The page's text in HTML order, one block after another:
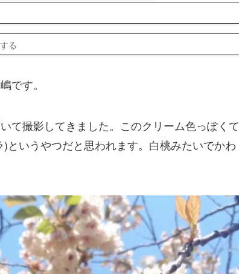
る
です。
て撮影してきました。このクリーム色っぽくて
いうやつだと思われます。白桃みたいでかわ